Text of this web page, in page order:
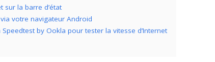
sur la barre d’état
votre navigateur Android
Speedtest by Ookla pour tester la vitesse d’Internet